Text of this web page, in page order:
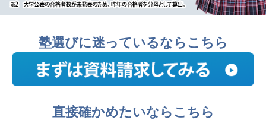
塾選びに迷っているならこちら
直接確かめたいならこちら